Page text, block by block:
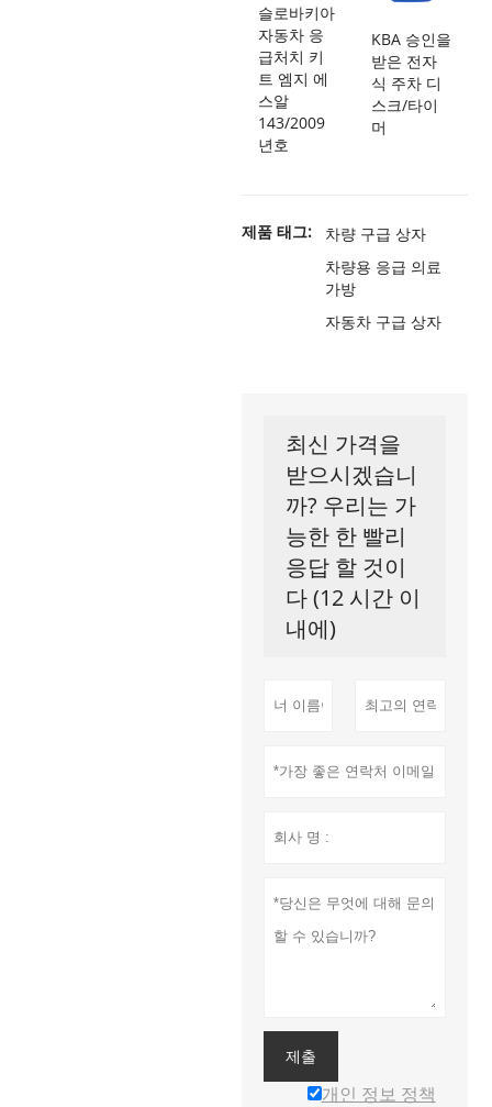
슬로바키아
자동차 응
급처치 키
트 엠지 에
스알
143/2009
년호
KBA 승인을
받은 전자
식 주차 디
스크/타이
머
제품 태그:
차량 구급 상자
차량용 응급 의료
가방
자동차 구급 상자
최신 가격을
받으시겠습니
까? 우리는 가
능한 한 빨리
응답 할 것이
다 (12 시간 이
내에)
제출
개인 정보 정책